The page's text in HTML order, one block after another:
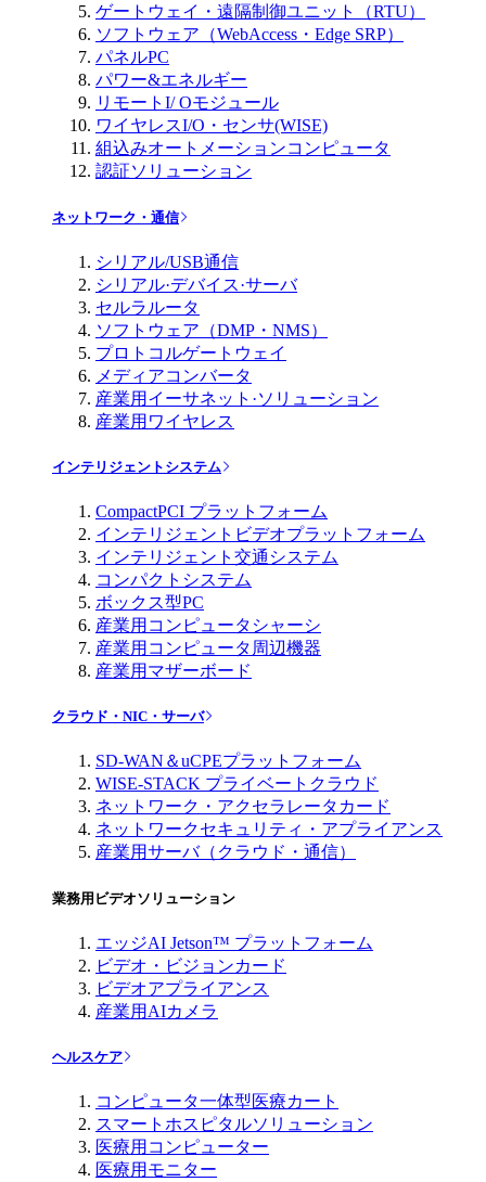
ゲートウェイ・遠隔制御ユニット（RTU）
ソフトウェア（WebAccess・Edge SRP）
パネルPC
パワー&エネルギー
リモートI/ Oモジュール
ワイヤレスI/O・センサ(WISE)
組込みオートメーションコンピュータ
認証ソリューション
ネットワーク・通信
シリアル/USB通信
シリアル·デバイス·サーバ
セルラルータ
ソフトウェア（DMP・NMS）
プロトコルゲートウェイ
メディアコンバータ
産業用イーサネット·ソリューション
産業用ワイヤレス
インテリジェントシステム
CompactPCI プラットフォーム
インテリジェントビデオプラットフォーム
インテリジェント交通システム
コンパクトシステム
ボックス型PC
産業用コンピュータシャーシ
産業用コンピュータ周辺機器
産業用マザーボード
クラウド・NIC・サーバ
SD-WAN＆uCPEプラットフォーム
WISE-STACK プライベートクラウド
ネットワーク・アクセラレータカード
ネットワークセキュリティ・アプライアンス
産業用サーバ（クラウド・通信）
業務用ビデオソリューション
エッジAI Jetson™ プラットフォーム
ビデオ・ビジョンカード
ビデオアプライアンス
産業用AIカメラ
ヘルスケア
コンピュータ一体型医療カート
スマートホスピタルソリューション
医療用コンピューター
医療用モニター